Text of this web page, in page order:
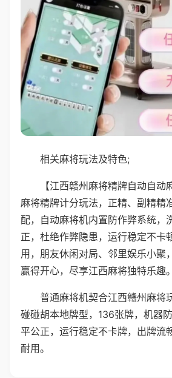
相关麻将玩法及特色;
【江西赣州麻将精牌自动自动
麻将精牌计分玩法，正精、副精精
配，自动麻将机内置防作弊系统，
正，杜绝作弊隐患，运行稳定不卡
用，朋友休闲对局、邻里娱乐小聚
赢得开心，尽享江西麻将独特乐趣。
普通麻将机契合江西赣州麻将
碰碰胡本地牌型，136张牌，机器
平公正，运行稳定不卡牌，出牌流
耐用。